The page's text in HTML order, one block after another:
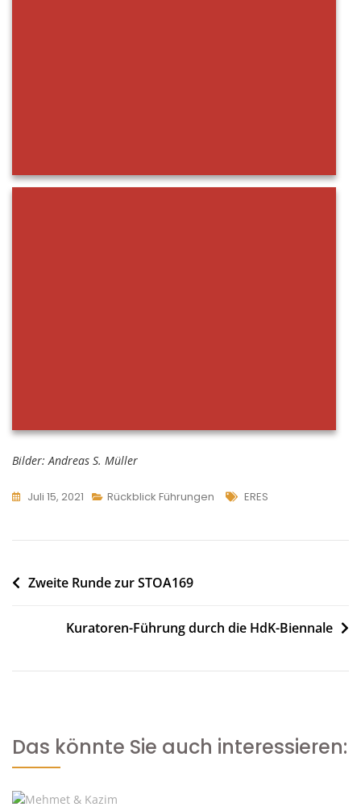
Bilder: Andreas S. Müller
Juli 15, 2021 Rückblick Führungen Tags
ERES
Beitragsnavigation
Zweite Runde zur STOA169
Kuratoren-Führung durch die HdK-Biennale
Das könnte Sie auch interessieren: